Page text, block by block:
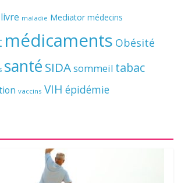
livre maladie Mediator médecins
médicaments Obésité
santé SIDAsommeil tabac
vaccins VIH épidémie